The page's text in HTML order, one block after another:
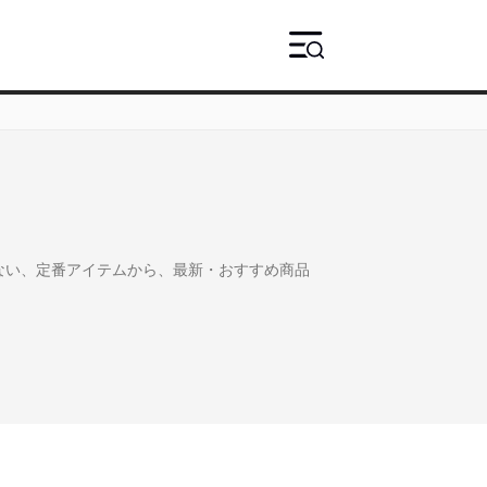
、定番アイテムから、最新・おすすめ商品